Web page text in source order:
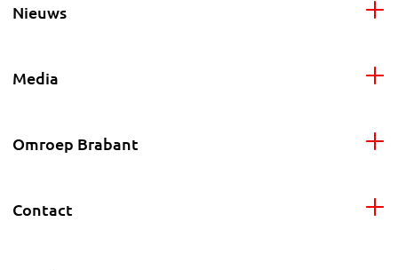
Nieuws
Media
Omroep Brabant
Contact